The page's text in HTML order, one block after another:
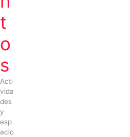
t
o
s
Acti
vida
des
y
esp
acio